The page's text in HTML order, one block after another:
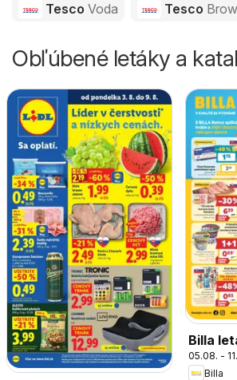
Tesco Voda Tesco
Obľúbené letáky a
Billa
05.08. -
Billa